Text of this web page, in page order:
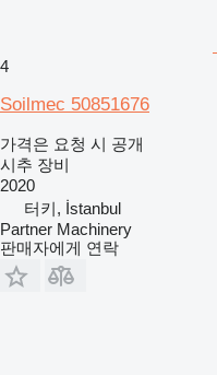
4
Soilmec 50851676
가격은 요청 시 공개
시추 장비
2020
터키, İstanbul
Partner Machinery
판매자에게 연락